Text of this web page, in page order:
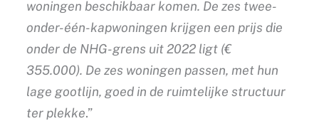
woningen beschikbaar komen. De zes twee-
onder-één-kapwoningen krijgen een prijs die
onder de NHG-grens uit 2022 ligt (€
355.000). De zes woningen passen, met hun
lage gootlijn, goed in de ruimtelijke structuur
ter plekke.”